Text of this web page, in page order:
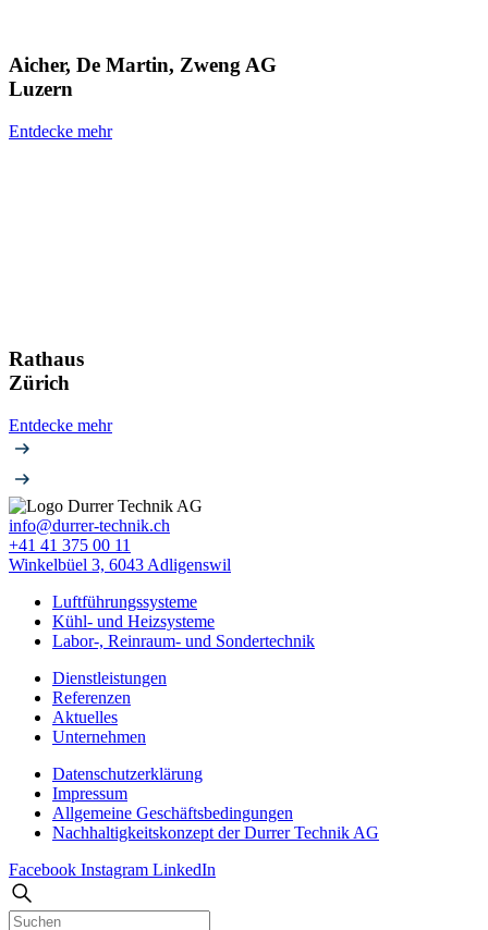
Aicher, De Martin, Zweng AG
Luzern
Entdecke mehr
Rathaus
Zürich
Entdecke mehr
info@durrer-technik.ch
+41 41 375 00 11
Winkelbüel 3, 6043 Adligenswil
Luftführungssysteme
Kühl- und Heizsysteme
Labor-, Reinraum- und Sondertechnik
Dienstleistungen
Referenzen
Aktuelles
Unternehmen
Datenschutzerklärung
Impressum
Allgemeine Geschäfts­bedingungen
Nachhaltigkeitskonzept der Durrer Technik AG
Facebook Instagram LinkedIn